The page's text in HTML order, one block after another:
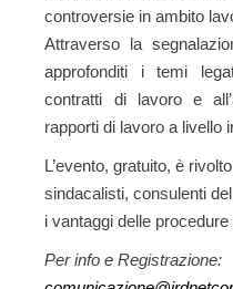
controversie in ambito
Attraverso la
approfonditi i temi
contratti di lavoro e
rapporti di lavoro a livello
L’evento, gratuito, è
sindacalisti, consulenti
i vantaggi delle procedure
Per info e Registrazione: